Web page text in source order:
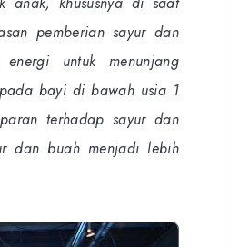
pemberian sayur dan
untuk menunjang
bayi di bawah usia 1
terhadap sayur dan
dan buah menjadi lebih